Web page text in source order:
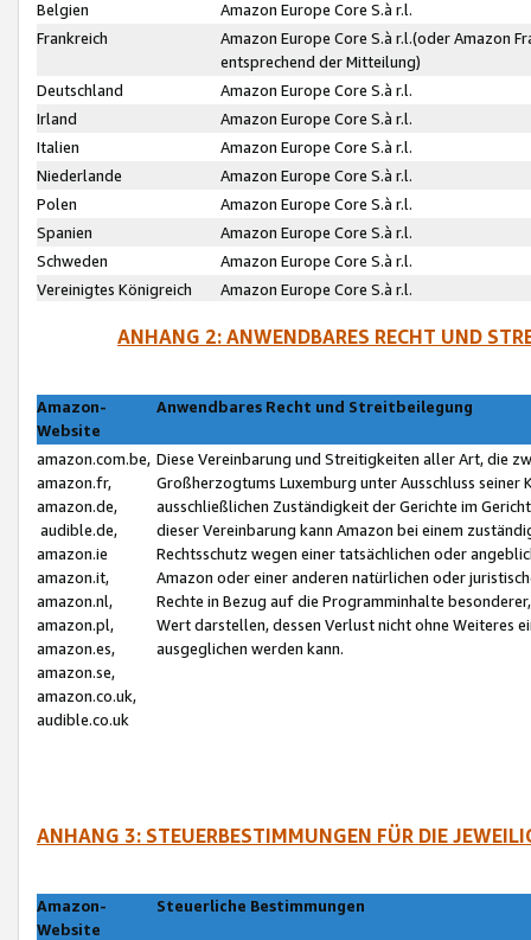
Belgien
Amazon Europe Core S.à r.l.
Frankreich
Amazon Europe Core S.à r.l.(oder Amazon
entsprechend der Mitteilung)
Deutschland
Amazon Europe Core S.à r.l.
Irland
Amazon Europe Core S.à r.l.
Italien
Amazon Europe Core S.à r.l.
Niederlande
Amazon Europe Core S.à r.l.
Polen
Amazon Europe Core S.à r.l.
Spanien
Amazon Europe Core S.à r.l.
Schweden
Amazon Europe Core S.à r.l.
Vereinigtes Königreich
Amazon Europe Core S.à r.l.
ANHANG 2: ANWENDBARES RECHT UND
Amazon-
Website
Anwendbares Recht und Streitbeilegung
amazon.com.be,
amazon.fr,
amazon.de,
audible.de,
amazon.ie
amazon.it,
amazon.nl,
amazon.pl,
amazon.es,
amazon.se,
amazon.co.uk,
audible.co.uk
Diese Vereinbarung und Streitigkeiten aller Art, die
Großherzogtums Luxemburg unter Ausschluss
ausschließlichen Zuständigkeit der Gerichte im
dieser Vereinbarung kann Amazon bei einem
Rechtsschutz wegen einer tatsächlichen oder
Amazon oder einer anderen natürlichen oder
Rechte in Bezug auf die Programminhalte
Wert darstellen, dessen Verlust nicht ohne Weiteres
ausgeglichen werden kann.
ANHANG 3: STEUERBESTIMMUNGEN FÜR DIE
Amazon-
Website
Steuerliche Bestimmungen